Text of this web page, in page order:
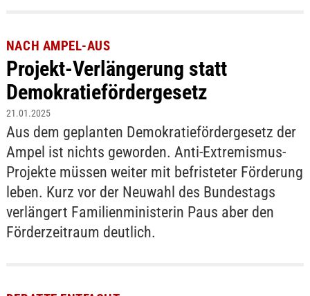
NACH AMPEL-AUS
Projekt-Verlängerung statt
Demokratiefördergesetz
21.01.2025
Aus dem geplanten Demokratiefördergesetz der
Ampel ist nichts geworden. Anti-Extremismus-
Projekte müssen weiter mit befristeter Förderung
leben. Kurz vor der Neuwahl des Bundestags
verlängert Familienministerin Paus aber den
Förderzeitraum deutlich.